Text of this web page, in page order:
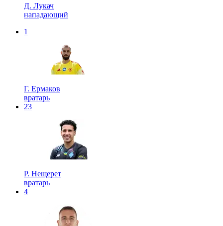
Д. Лукач
нападающий
1
Г. Ермаков
вратарь
23
Р. Нещерет
вратарь
4